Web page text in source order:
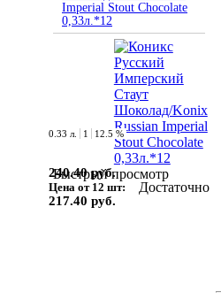
Imperial Stout Chocolate
0,33л.*12
Быстрый просмотр
0.33 л. 1 12.5 %
240.40 руб.
Цена от 12 шт:
217.40 руб.
Достаточно